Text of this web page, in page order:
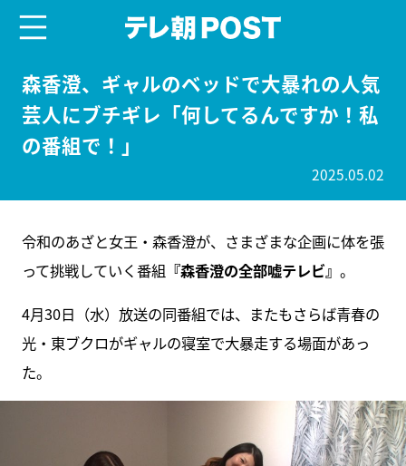
森香澄、ギャルのベッドで大暴れの人気
芸人にブチギレ「何してるんですか！私
の番組で！」
2025.05.02
令和のあざと女王・森香澄が、さまざまな企画に体を張
って挑戦していく番組 『森香澄の全部嘘テレビ』 。
4月30日（水）放送の同番組では、またもさらば青春の
光・東ブクロがギャルの寝室で大暴走する場面があっ
た。